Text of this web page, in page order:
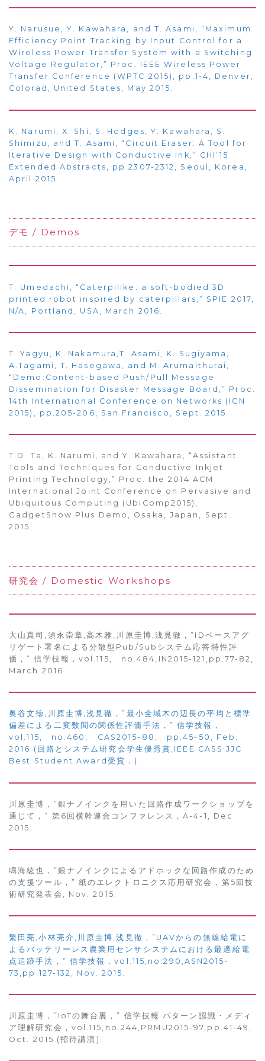
Y. Narusue, Y. Kawahara, and T. Asami, “Maximum
Efficiency Point Tracking by Input Control for a
Wireless Power Transfer System with a Switching
Voltage Regulator,” Proc. IEEE Wireless Power
Transfer Conference (WPTC 2015), pp.1-4, Denver,
Colorad, United States, May 2015.
K. Narumi, X. Shi, S. Hodges, Y. Kawahara, S.
Shimizu, and T. Asami, “Circuit Eraser: A Tool for
Iterative Design with Conductive Ink,” CHI’15
Extended Abstracts, pp.2307-2312, Seoul, Korea,
April 2015.
デモ / Demos
T. Umedachi, “Caterpilike: a soft-bodied 3D
printed robot inspired by caterpillars,” SPIE 2017,
N/A, Portland, USA, March 2016.
T. Yagyu, K. Nakamura,T. Asami, K. Sugiyama,
A.Tagami, T. Hasegawa, and M. Arumaithurai,
“Demo:Content-based Push/Pull Message
Dissemination for Disaster Message Board,” Proc.
14th International Conference on Networks (ICN
2015), pp.205-206, San Francisco, Sept. 2015.
T.D. Ta, K. Narumi, and Y. Kawahara, “Assistant
Tools and Techniques for Conductive Inkjet
Printing Technology,” Proc. the 2014 ACM
International Joint Conference on Pervasive and
Ubiquitous Computing (UbiComp2015),
GadgetShow Plus Demo, Osaka, Japan, Sept.
2015.
研究会 / Domestic Workshops
大山真司,須永崇章,高木雅,川原圭博,浅見徹，”IDベースアグ
リゲート署名による分散型Pub/Subシステム応答特性評
価，” 信学技報，vol.115, no.484,IN2015-121,pp.77-82,
March 2016.
奥谷文徳,川原圭博,浅見徹，”最小全域木の辺長の平均と標準
偏差による二変数間の関係性評価手法，” 信学技報，
vol.115, no.460, CAS2015-88, pp.45-50, Feb.
2016 (回路とシステム研究会学生優秀賞,IEEE CASS JJC
Best Student Award受賞．).
川原圭博，”銀ナノインクを用いた回路作成ワークショップを
通じて，” 第6回横幹連合コンファレンス，A-4-1, Dec.
2015.
鳴海紘也，”銀ナノインクによるアドホックな回路作成のため
の支援ツール，” 紙のエレクトロニクス応用研究会，第5回技
術研究発表会, Nov. 2015.
繁田亮,小林亮介,川原圭博,浅見徹，”UAVからの無線給電に
よるバッテリーレス農業用センサシステムにおける最適給電
点追跡手法，” 信学技報，vol.115,no.290,ASN2015-
73,pp.127-132, Nov. 2015.
川原圭博，”IoTの舞台裏，” 信学技報 パターン認識・メディ
ア理解研究会，vol.115,no.244,PRMU2015-97,pp.41-49,
Oct. 2015 (招待講演).